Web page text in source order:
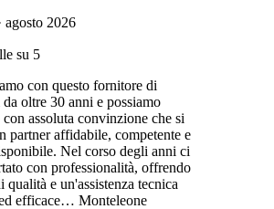
agosto 2026
su 5
con questo fornitore di
da oltre 30 anni e possiamo
assoluta convinzione che si
partner affidabile, competente e
Nel corso degli anni ci
con professionalità, offrendo
qualità e un'assistenza tecnica
efficace… Monteleone